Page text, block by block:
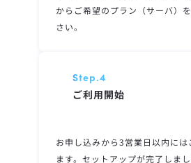
からご希望のプラン（サーバ）
さい。
Step.4
ご利用開始
お申し込みから3営業日以内には
ます。セットアップが完了しま